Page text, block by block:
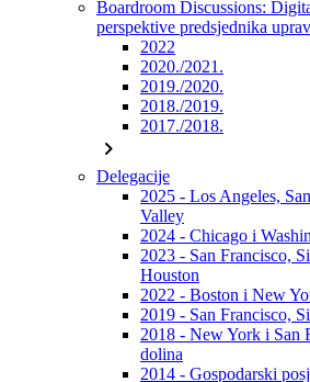
Boardroom Discussions:
perspektive predsjednika
2022
2020./2021.
2019./2020.
2018./2019.
2017./2018.
chevron_right
Delegacije
2025 - Los Angeles,
Valley
2024 - Chicago i
2023 - San Francisco,
Houston
2022 - Boston i New
2019 - San Francisco,
2018 - New York i San
dolina
2014 - Gospodarski